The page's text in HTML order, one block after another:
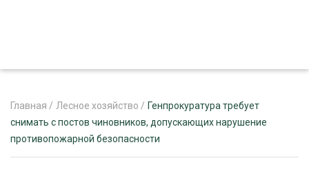
ЖУРНАЛ «ЛЕСНОЙ КОМПЛЕКС»
Главная / Лесное хозяйство / Генпрокуратура требует
снимать с постов чиновников, допускающих нарушение
противопожарной безопасности